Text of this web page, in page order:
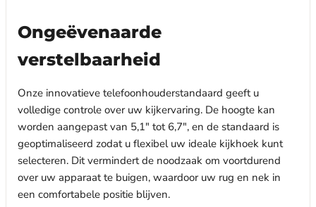
Ongeëvenaarde
verstelbaarheid
Onze innovatieve telefoonhouderstandaard geeft u
volledige controle over uw kijkervaring. De hoogte kan
worden aangepast van 5,1" tot 6,7", en de standaard is
geoptimaliseerd zodat u flexibel uw ideale kijkhoek kunt
selecteren. Dit vermindert de noodzaak om voortdurend
over uw apparaat te buigen, waardoor uw rug en nek in
een comfortabele positie blijven.